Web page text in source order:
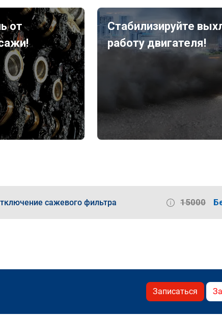
от
Стабилизируйте
работу двигателя!
сажевого фильтра 15000
Записаться